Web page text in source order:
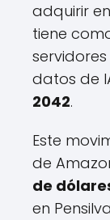
adquirir
tiene
datos de
2042.
Este
de
de
en